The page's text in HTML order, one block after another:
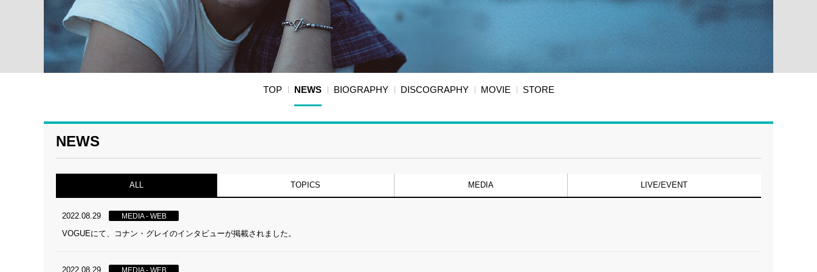
TOP NEWS BIOGRAPHY DISCOGRAPHY MOVIE STORE
NEWS
ALL TOPICS MEDIA LIVE/EVENT
2022.08.29 MEDIA - WEB
VOGUEにて、コナン・グレイのインタビューが掲載されました。
2022.08.29